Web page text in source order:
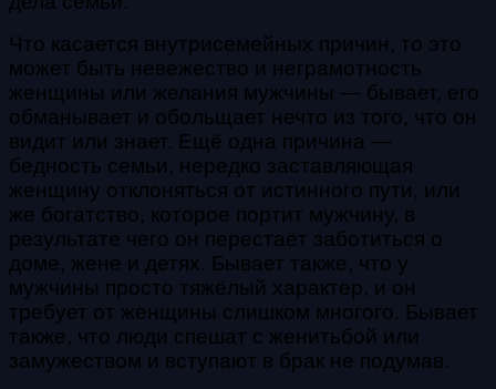
Что касается внутрисемейных причин, то это
может быть невежество и неграмотность
женщины или желания мужчины — бывает, его
обманывает и обольщает нечто из того, что он
видит или знает. Ещё одна причина —
бедность семьи, нередко заставляющая
женщину отклоняться от истинного пути, или
же богатство, которое портит мужчину, в
результате чего он перестаёт заботиться о
доме, жене и детях. Бывает также, что у
мужчины просто тяжёлый характер, и он
требует от женщины слишком многого. Бывает
также, что люди спешат с женитьбой или
замужеством и вступают в брак не подумав.